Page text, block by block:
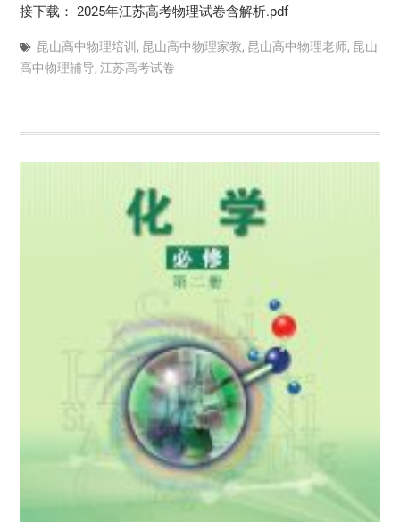
接下载： 2025年江苏高考物理试卷含解析.pdf
昆山高中物理培训 , 昆山高中物理家教, 昆山高中物理老师, 昆山
高中物理辅导, 江苏高考试卷